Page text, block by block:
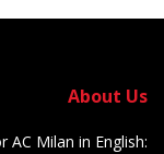
About Us
Milan in English: